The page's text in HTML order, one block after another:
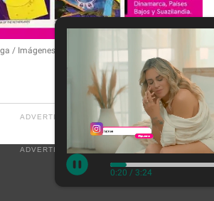
0:22 / 3:24
/ Imágenes Christopher Makos